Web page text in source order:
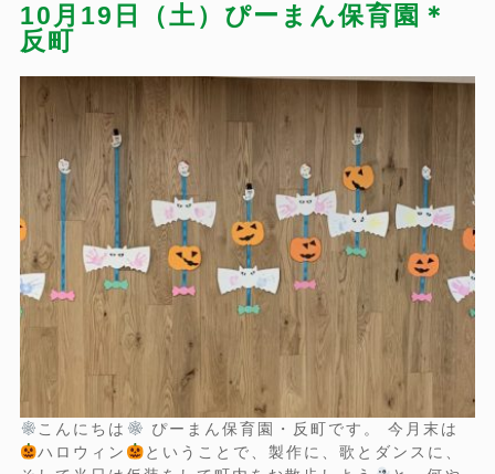
10月19日（土）ぴーまん保育園＊
反町
こんにちは
ぴーまん保育園・反町です。 今月末は
ハロウィン
ということで、製作に、歌とダンスに、